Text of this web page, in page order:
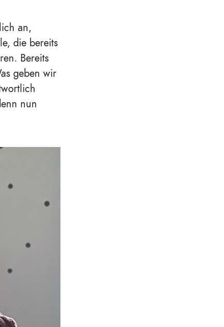
an,
die bereits
Bereits
geben wir
nun